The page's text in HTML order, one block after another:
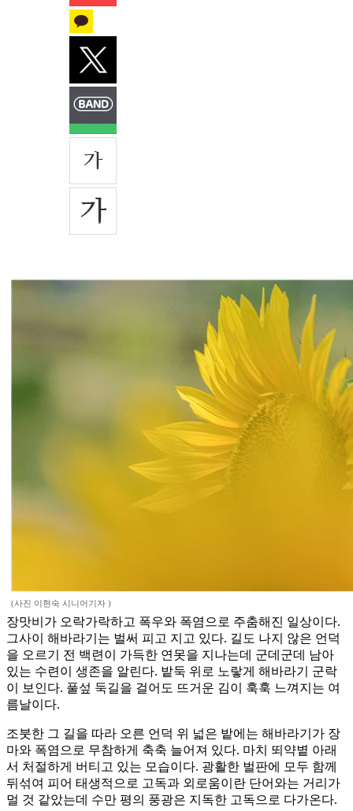
(사진 이현숙 시니어기자 )
장맛비가 오락가락하고 폭우와 폭염으로 주춤해진 일상이다.
그사이 해바라기는 벌써 피고 지고 있다. 길도 나지 않은 언덕
을 오르기 전 백련이 가득한 연못을 지나는데 군데군데 남아
있는 수련이 생존을 알린다. 밭둑 위로 노랗게 해바라기 군락
이 보인다. 풀섶 둑길을 걸어도 뜨거운 김이 훅훅 느껴지는 여
름날이다.
조붓한 그 길을 따라 오른 언덕 위 넓은 밭에는 해바라기가 장
마와 폭염으로 무참하게 축축 늘어져 있다. 마치 뙤약볕 아래
서 처절하게 버티고 있는 모습이다. 광활한 벌판에 모두 함께
뒤섞여 피어 태생적으로 고독과 외로움이란 단어와는 거리가
멀 것 같았는데 수만 평의 풍광은 지독한 고독으로 다가온다.